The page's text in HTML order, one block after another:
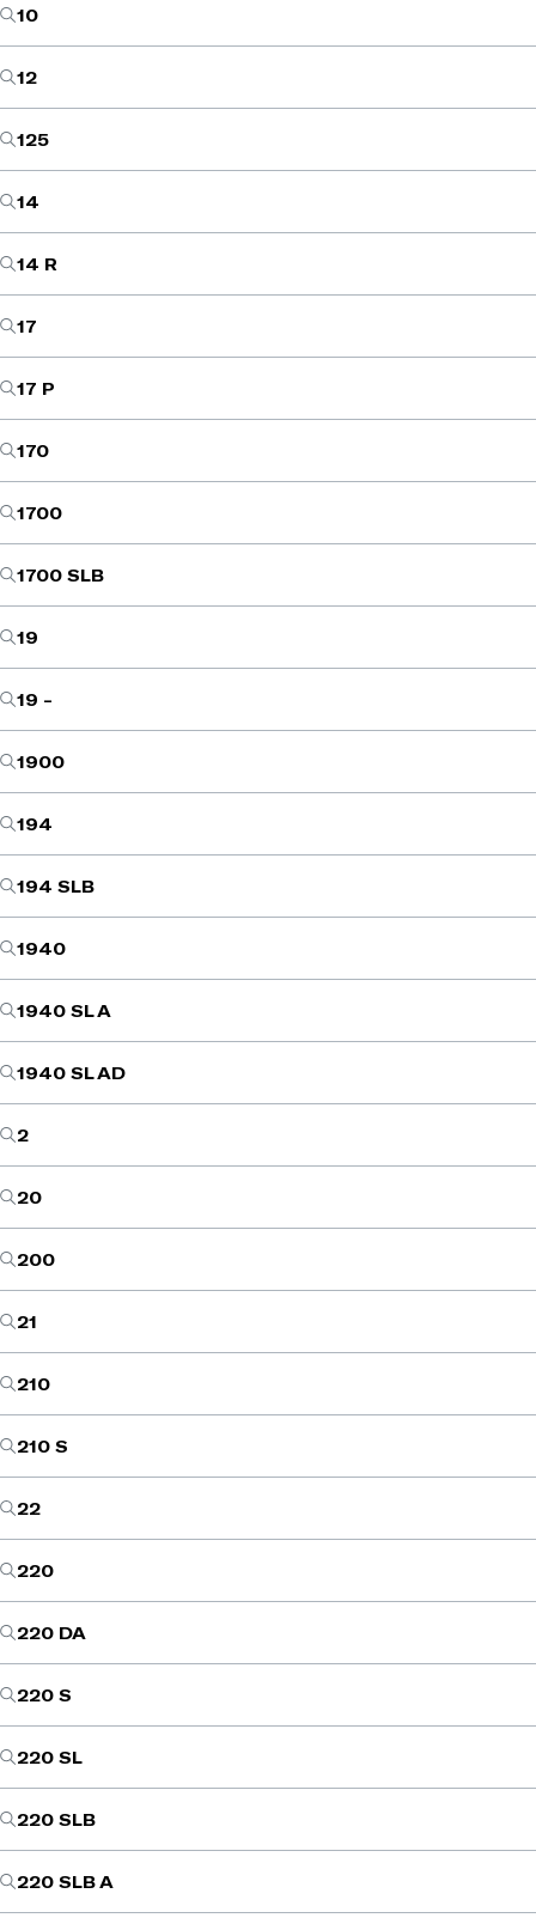
10
12
125
14
14 R
17
17 P
170
1700
1700 SLB
19
19 -
1900
194
194 SLB
1940
1940 SL A
1940 SL AD
2
20
200
21
210
210 S
22
220
220 DA
220 S
220 SL
220 SLB
220 SLB A